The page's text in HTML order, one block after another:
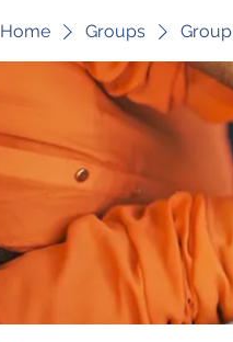
Home Groups Group